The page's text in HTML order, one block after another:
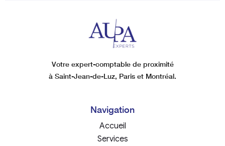
Votre expert-comptable de proximité
à Saint-Jean-de-Luz, Paris et Montréal.
Navigation
Accueil
Services